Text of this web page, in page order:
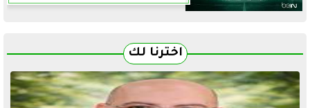
اخترنا لك